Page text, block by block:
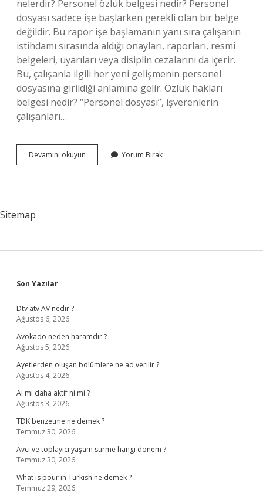
nelerdir? Personel özlük belgesi nedir? Personel
dosyası sadece işe başlarken gerekli olan bir belge
değildir. Bu rapor işe başlamanın yanı sıra çalışanın
istihdamı sırasında aldığı onayları, raporları, resmi
belgeleri, uyarıları veya disiplin cezalarını da içerir.
Bu, çalışanla ilgili her yeni gelişmenin personel
dosyasına girildiği anlamına gelir. Özlük hakları
belgesi nedir? “Personel dosyası”, işverenlerin
çalışanları…
Devamını okuyun
Belgeleri
Yorum Bırak
Sitemap
Sidebar
Son Yazılar
Dtv atv AV nedir ?
Ağustos 6, 2026
Avokado neden haramdır ?
Ağustos 5, 2026
Ayetlerden oluşan bölümlere ne ad verilir ?
Ağustos 4, 2026
Al mı daha aktif ni mi ?
Ağustos 3, 2026
TDK benzetme ne demek ?
Temmuz 30, 2026
Avcı ve toplayıcı yaşam sürme hangi dönem ?
Temmuz 30, 2026
What is pour in Turkish ne demek ?
Temmuz 29, 2026